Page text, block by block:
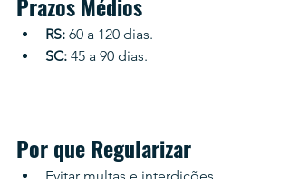
RS: 60 a 120 dias.
SC: 45 a 90 dias.
Por que Regularizar